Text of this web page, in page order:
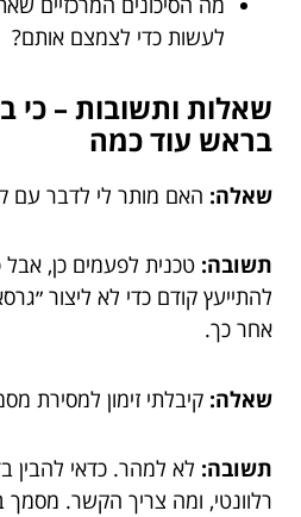
לעשות כדי לצמצם אותם?
שאלות ותשובות – כי
בראש עוד כמה
שאלה: האם מותר לי לדבר עם
תשובה: טכנית לפעמים כן,
להתייעץ קודם כדי לא ליצור
אחר כך.
שאלה: קיבלתי זימון למסירת
תשובה: לא למהר. כדאי להבין
רלוונטי, ומה צריך הקשר. מסמך